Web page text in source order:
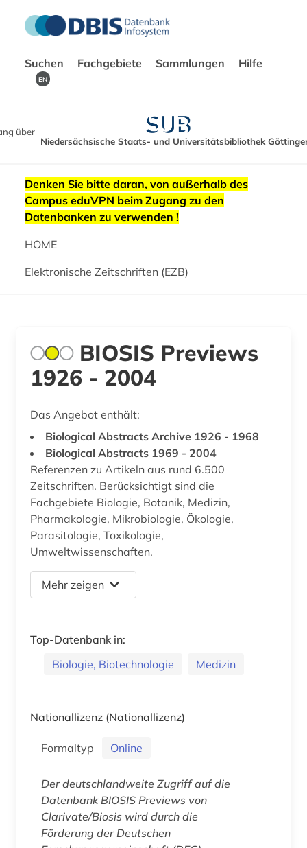
Suchen Fachgebiete Sammlungen Hilfe
EN
über
Niedersächsische Staats- und Universitätsbibliothek
Denken Sie bitte daran, von außerhalb des
Campus eduVPN beim Zugang zu den
Datenbanken zu verwenden !
HOME
Elektronische Zeitschriften (EZB)
BIOSIS Previews
1926 - 2004
Das Angebot enthält:
Biological Abstracts Archive 1926 - 1968
Biological Abstracts 1969 - 2004
Referenzen zu Artikeln aus rund 6.500
Zeitschriften. Berücksichtigt sind die
Fachgebiete Biologie, Botanik, Medizin,
Pharmakologie, Mikrobiologie, Ökologie,
Parasitologie, Toxikologie,
Umweltwissenschaften.
Mehr zeigen
Top-Datenbank in:
Biologie, Biotechnologie
Medizin
Nationallizenz (Nationallizenz)
Formaltyp Online
Der deutschlandweite Zugriff auf die
Datenbank BIOSIS Previews von
Clarivate/Biosis wird durch die
Förderung der Deutschen